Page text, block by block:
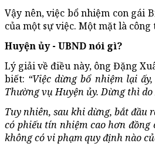
Vậy nên, việc bổ nhiệm con gái
của một sự việc. Một mặt là
Huyện ủy - UBND nói gì?
Lý giải về điều này, ông Đặng
biết: “Việc dừng bổ nhiệm lại
Thường vụ Huyện ủy. Dừng thì
Tuy nhiên, sau khi dừng, bắt đầu
có phiếu tín nhiệm cao hơn
không có vi phạm quy định nào